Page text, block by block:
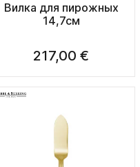
Вилка для пирожных
14,7см
217,00 €